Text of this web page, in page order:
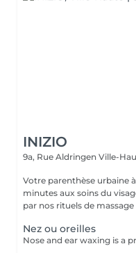
INIZIO
9a, Rue Aldringen Ville-
Votre parenthèse urbaine
minutes aux soins du
par nos rituels de massage
Nez ou oreilles